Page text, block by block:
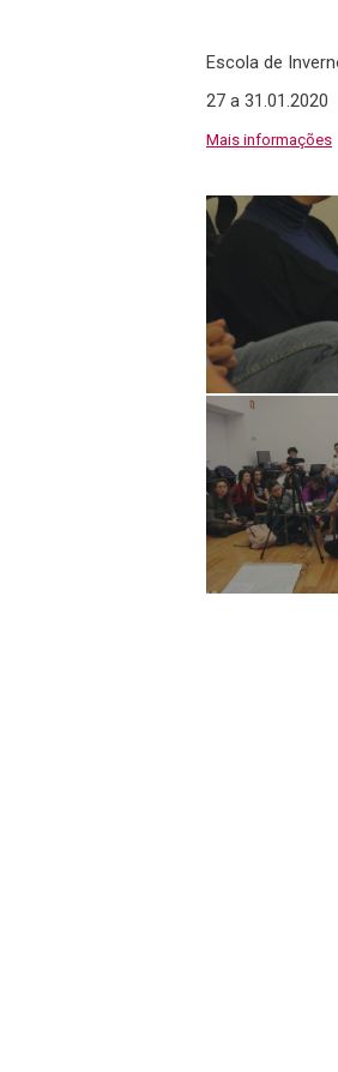
Escola de
27 a 31.01.2020
Mais informações